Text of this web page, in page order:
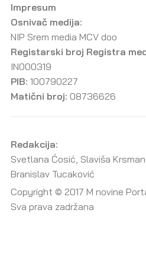
Impresum
Osnivač medija:
NIP Srem media MCV doo
Registarski broj Registra
IN000319
PIB: 100790227
Matični broj: 08736626
Redakcija:
Svetlana Ćosić, Slaviša
Branislav Tucaković
Copyright © 2017 M novine
Sva prava zadržana